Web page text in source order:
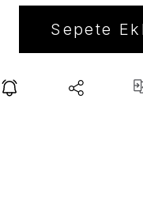
Sepete